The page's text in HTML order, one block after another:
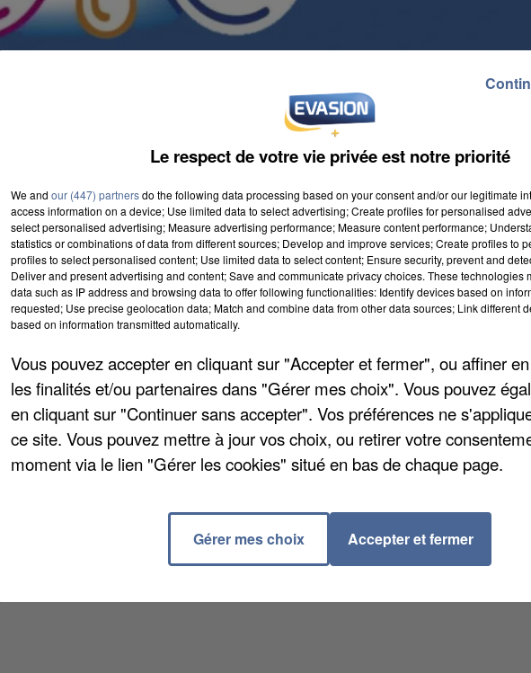
du8 février 2020 à 8h00
au8 février 2020 à 18h59
rue de la Mairie
77460 Chaintreaux
Le respect de votre vie privée est notre priorité
We and our (447) partnersdo the following data processing based on your consent and/or our legitimate
access information on a device; Use limited data to select advertising; Create profiles for personalised
select personalised advertising; Measure advertising performance; Measure content performance;
statistics or combinations of data from different sources; Develop and improve services; Create profiles to
profiles to select personalised content; Use limited data to select content; Ensure security, prevent and
Deliver and present advertising and content; Save and communicate privacy choices. These technologies
data such as IP address and browsing data to offer following functionalities: Identify devices based on
requested; Use precise geolocation data; Match and combine data from other data sources; Link different
based on information transmitted automatically.
Vous pouvez accepter en cliquant sur "Accepter et fermer", ou affiner
les finalités et/ou partenaires dans "Gérer mes choix". Vous pouvez
en cliquant sur "Continuer sans accepter". Vos préférences ne
ce site. Vous pouvez mettre à jour vos choix, ou retirer votre
moment via le lien "Gérer les cookies" situé en bas de chaque page.
Gérer mes choix Accepter et fermer